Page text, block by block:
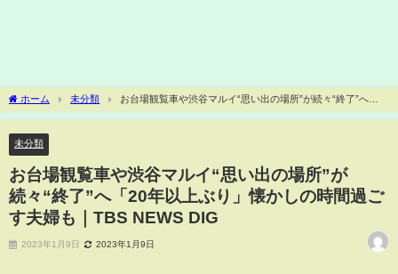
ホーム 未分類
お台場観覧車や渋谷マルイ“思い出の場所”が続々“終了”へ
「20年以上ぶり」懐かしの時間過ごす夫婦も｜TBS NEWS DIG
未分類
お台場観覧車や渋谷マルイ“思い出の場所”が
続々“終了”へ「20年以上ぶり」懐かしの時間過ご
す夫婦も｜TBS NEWS DIG
2023年1月9日 2023年1月9日